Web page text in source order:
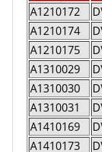
A1210172
A1210174
A1210175
A1310029
A1310030
A1310031
A1410169
A1410173